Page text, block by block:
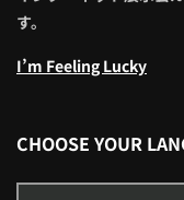
す。
I’m Feeling Lucky
CHOOSE YOUR